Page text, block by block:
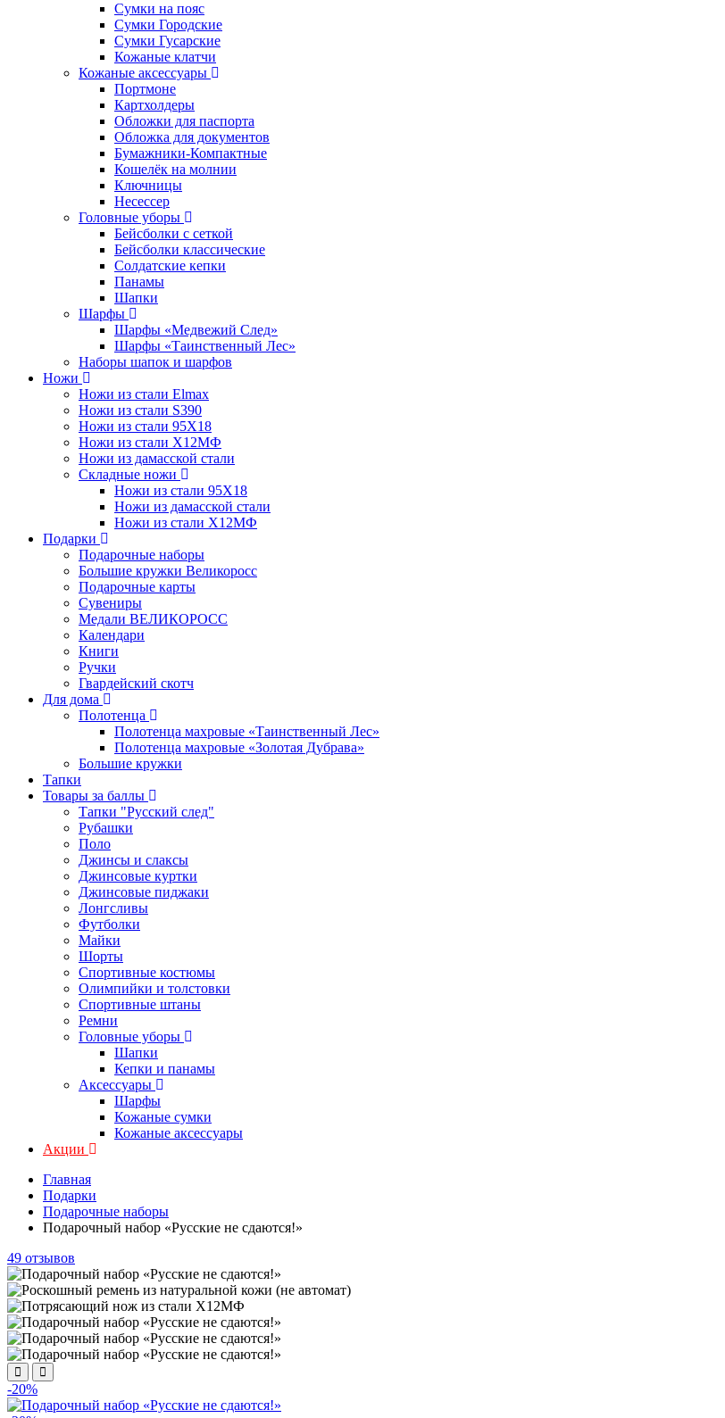
Сумки на пояс
Сумки Городские
Сумки Гусарские
Кожаные клатчи
Кожаные аксессуары
Портмоне
Картхолдеры
Обложки для паспорта
Обложка для документов
Бумажники-Компактные
Кошелёк на молнии
Ключницы
Несессер
Головные уборы
Бейсболки с сеткой
Бейсболки классические
Солдатские кепки
Панамы
Шапки
Шарфы
Шарфы «Медвежий След»
Шарфы «Таинственный Лес»
Наборы шапок и шарфов
Ножи
Ножи из стали Elmax
Ножи из стали S390
Ножи из стали 95X18
Ножи из стали Х12МФ
Ножи из дамасской стали
Складные ножи
Ножи из стали 95X18
Ножи из дамасской стали
Ножи из стали Х12МФ
Подарки
Подарочные наборы
Большие кружки Великоросс
Подарочные карты
Сувениры
Медали ВЕЛИКОРОСС
Календари
Книги
Ручки
Гвардейский скотч
Для дома
Полотенца
Полотенца махровые «Таинственный Лес»
Полотенца махровые «Золотая Дубрава»
Большие кружки
Тапки
Товары за баллы
Тапки "Русский след"
Рубашки
Поло
Джинсы и слаксы
Джинсовые куртки
Джинсовые пиджаки
Лонгсливы
Футболки
Майки
Шорты
Спортивные костюмы
Олимпийки и толстовки
Спортивные штаны
Ремни
Головные уборы
Шапки
Кепки и панамы
Аксессуары
Шарфы
Кожаные сумки
Кожаные аксессуары
Акции
Главная
Подарки
Подарочные наборы
Подарочный набор «Русские не сдаются!»
49 отзывов
-20%